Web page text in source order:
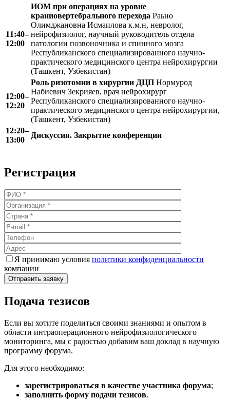
11:40–
12:00
ИОМ при операциях на уровне
краниовертебрального перехода Раьно
Олимджановна Исмаилова к.м.н, невролог,
нейрофизиолог, научный руководитель отдела
патологии позвоночника и спинного мозга
Республиканского специализированного научно-
практического медицинского центра нейрохирургии
(Ташкент, Узбекистан)
12:00–
12:20
Роль ризотомии в хирургии ДЦП Нормурод
Набиевич Зекрияев, врач нейрохирург
Республиканского специализированного научно-
практического медицинского центра нейрохирургии,
(Ташкент, Узбекистан)
12:20–
13:00
Дискуссия. Закрытие конференции
Регистрация
Я принимаю условия политики конфиденциальности
компании
Отправить заявку
Подача тезисов
Если вы хотите поделиться своими знаниями и опытом в
области интраоперационного нейрофизиологического
мониторинга, мы с радостью добавим ваш доклад в научную
программу форума.
Для этого необходимо:
зарегистрироваться в качестве участника форума;
заполнить форму подачи тезисов.